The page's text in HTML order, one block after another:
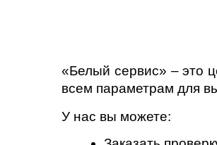
«Белый сервис» – это
всем параметрам для
У нас вы можете: